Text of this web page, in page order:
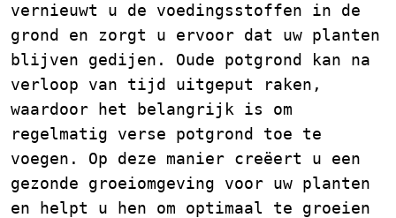
vernieuwt u de voedingsstoffen in de
grond en zorgt u ervoor dat uw planten
blijven gedijen. Oude potgrond kan na
verloop van tijd uitgeput raken,
waardoor het belangrijk is om
regelmatig verse potgrond toe te
voegen. Op deze manier creëert u een
gezonde groeiomgeving voor uw planten
en helpt u hen om optimaal te groeien